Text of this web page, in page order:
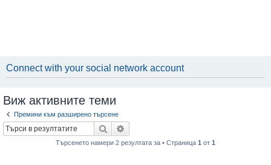
Connect with your social network account
Виж активните теми
Премини към разширено търсене
Търсене
Търсенето намери 2 резултата за • Страница 1 от 1